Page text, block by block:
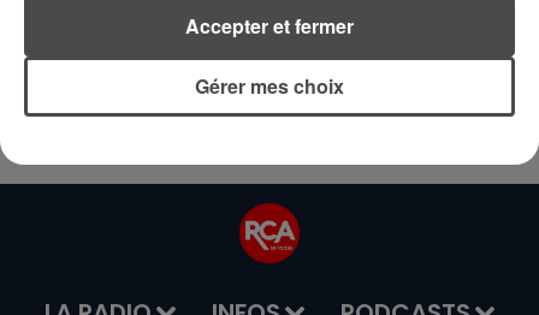
ont accompagné la BO de votre vie.
Tous les lundis, mardis, mercredis, jeudis et vendredis
de 13h00 à 16h00.
Gérer mes choix
Accepter et fermer